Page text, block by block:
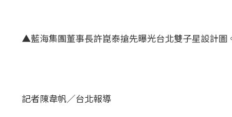
▲藍海集團董事長許崑泰搶先曝光台北雙子星設計圖
記者陳韋帆／台北報導